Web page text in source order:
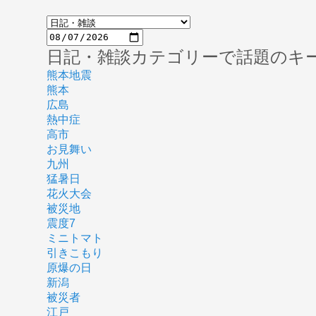
日記・雑談カテゴリーで話題のキ
熊本地震
熊本
広島
熱中症
高市
お見舞い
九州
猛暑日
花火大会
被災地
震度7
ミニトマト
引きこもり
原爆の日
新潟
被災者
江戸